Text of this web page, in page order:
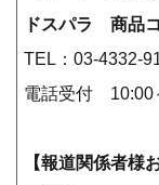
ドスパラ 商品
TEL：03-4332-
電話受付 10:00
【報道関係者様